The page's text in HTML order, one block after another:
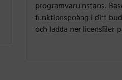
programvaruinstans.
funktionspoäng i ditt
och ladda ner licensfiler